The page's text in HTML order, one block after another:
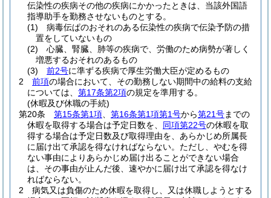
伝染性の疾病その他の疾病にかかったときは、当該外国語
指導助手を勤務させないものとする。
(1)
病毒伝ぱのおそれのある伝染性の疾病で伝染予防の措
置をしていないもの
(2)
心臓、腎臓、肺等の疾病で、労働のため病勢が著しく
増悪するおそれのあるもの
(3)
前2号に準ずる疾病で厚生労働大臣が定めるもの
2
前項の場合において、その勤務しない期間中の給料の支給
については、 第17条第2項の規定を準用する。
(休暇及び休職の手続)
第20条
第15条第1項 第16条第1項第1号から第21号までの
休暇を取得する場合は予定日数を、 同項第22号の休暇を取
得する場合は予定日数及び取得理由を、あらかじめ所属長
に届け出て承認を得なければならない。 ただし、やむを得
ない事由によりあらかじめ届け出ることができない場合
は、その事由が止んだ後、速やかに届け出て承認を得なけ
ればならない。
2
病気又は負傷のため休暇を取得し、又は休職しようとする